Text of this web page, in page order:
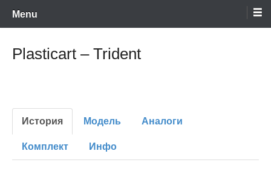
Skipretromodels.org
Encyclopaedia of scale model kits of Soviet and post-soviet period –
Menu
Plasticart – Trident
История Модель Аналоги
Комплект Инфо